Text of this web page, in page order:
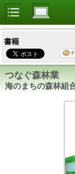
書籍
つなぐ森林業
海のまちの森林組